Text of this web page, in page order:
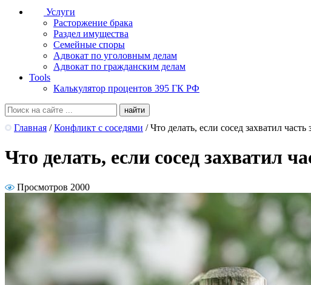
Услуги
Расторжение брака
Раздел имущества
Семейные споры
Адвокат по уголовным делам
Адвокат по гражданским делам
Tools
Калькулятор процентов 395 ГК РФ
Главная / Конфликт с соседями / Что делать, если сосед захватил часть
Что делать, если сосед захватил
Просмотров 2000